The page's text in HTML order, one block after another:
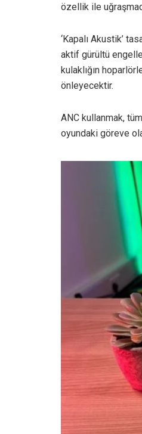
özellik ile
‘Kapalı Akustik’
aktif gürültü
kulaklığın
önleyecektir.
ANC kullanmak,
oyundaki göreve